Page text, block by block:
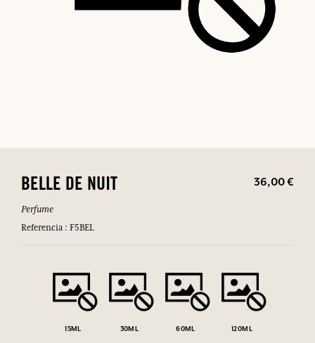
BELLE DE NUIT 36,00 €
Perfume
Referencia : F5BEL
15ML 30ML 60ML 120ML